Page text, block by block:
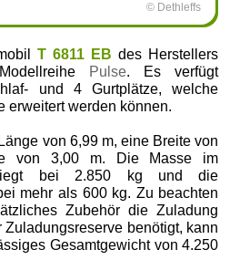
© Dethleffs
T 6811 EB des Herstellers
Pulse. Es verfügt
und 4 Gurtplätze, welche
erweitert werden können.
von 6,99 m, eine Breite von
von 3,00 m. Die Masse im
liegt bei 2.850 kg und die
mehr als 600 kg. Zu beachten
Zubehör die Zuladung
benötigt, kann
Gesamtgewicht von 4.250